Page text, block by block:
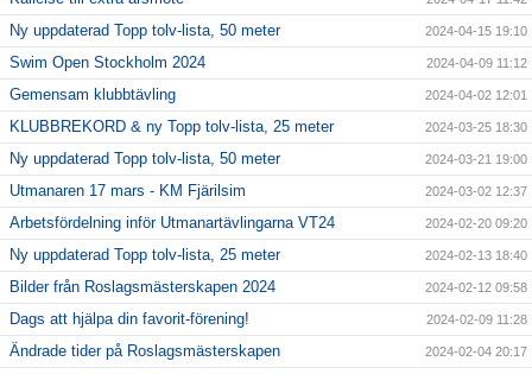
Ny uppdaterad Topp tolv-lista, 50 meter 2024-04-15 19:10
Swim Open Stockholm 2024 2024-04-09 11:12
Gemensam klubbtävling 2024-04-02 12:01
KLUBBREKORD & ny Topp tolv-lista, 25 meter 2024-03-25 18:30
Ny uppdaterad Topp tolv-lista, 50 meter 2024-03-21 19:00
Utmanaren 17 mars - KM Fjärilsim 2024-03-02 12:37
Arbetsfördelning inför Utmanartävlingarna VT24 2024-02-20 09:20
Ny uppdaterad Topp tolv-lista, 25 meter 2024-02-13 18:40
Bilder från Roslagsmästerskapen 2024 2024-02-12 09:58
Dags att hjälpa din favorit-förening! 2024-02-09 11:28
Ändrade tider på Roslagsmästerskapen 2024-02-04 20:17